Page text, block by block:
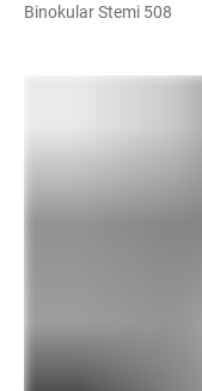
Binokular Stemi 508